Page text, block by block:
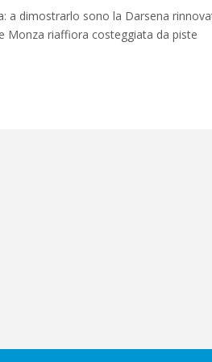
a dimostrarlo sono la Darsena
Monza riaffiora costeggiata da piste